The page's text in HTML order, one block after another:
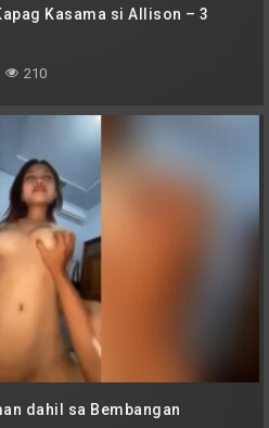
Kasama si Allison – 3
210
dahil sa Bembangan